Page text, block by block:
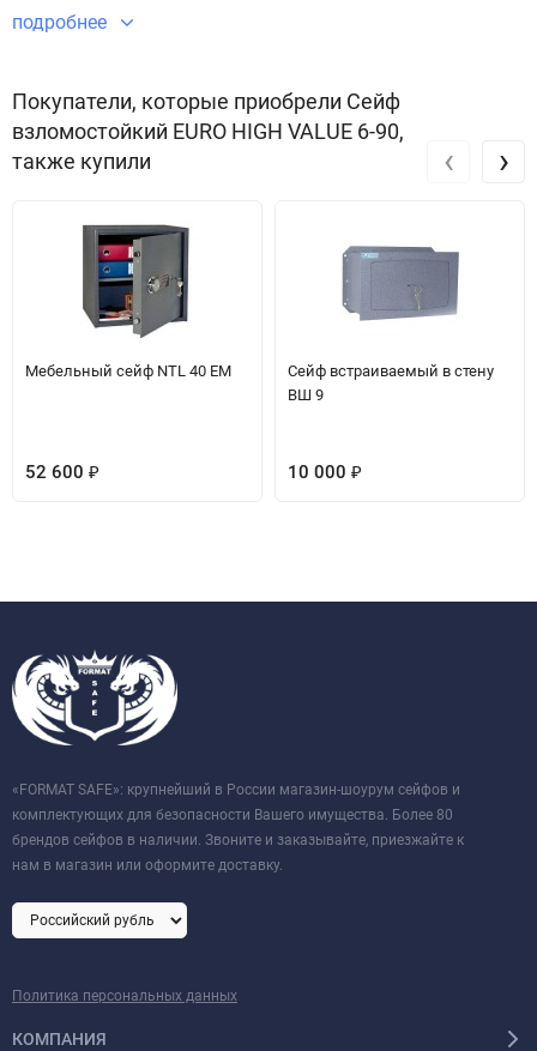
взломостойкий EURO HIGH VALUE 6-90 безупречным в плане
Звоните по телефону +7 495 220 33 01
подробнее
Покупатели, которые приобрели Сейф
взломостойкий EURO HIGH VALUE 6-90,
также купили
Мебельный сейф NTL 40 EM
52 600 ₽
Сейф встраиваемый в стену
ВШ 9
10 000 ₽
‹ ›
«FORMAT SAFE»: крупнейший в России магазин-шоурум сейфов и
комплектующих для безопасности Вашего имущества. Более 80
брендов сейфов в наличии. Звоните и заказывайте, приезжайте к
нам в магазин или оформите доставку.
Политика персональных данных
КОМПАНИЯ